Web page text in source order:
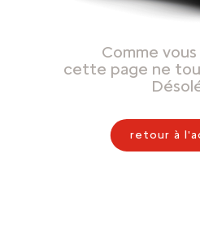
Comme
cette page ne
retour à